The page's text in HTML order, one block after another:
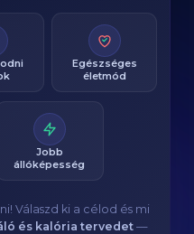
Egészséges
életmód
Jobb
állóképesség
Válaszd ki a célod és mi
és kalória tervedet —